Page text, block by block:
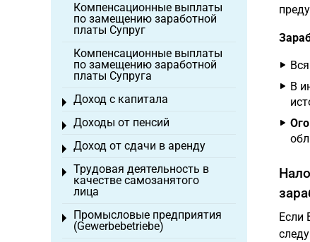
В
Если
Компенсационные выплаты
по замещению заработной
платы Супруг
Компенсационные выплаты
по замещению заработной
платы Супруга
Доход с капитала
Toggle menu
Доходы от пенсий
Toggle menu
Доход от сдачи в аренду
Toggle menu
Трудовая деятельность в
качестве самозанятого
лица
Toggle menu
Промысловые предприятия
(Gewerbebetriebe)
Toggle menu